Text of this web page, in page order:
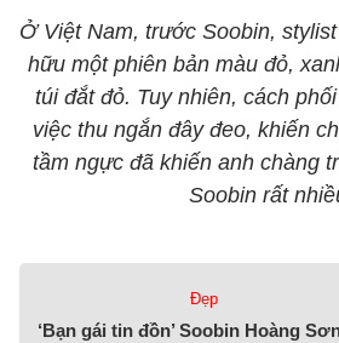
Ở Việt Nam, trước Soobin, stylist
hữu một phiên bản màu đỏ,
túi đắt đỏ. Tuy nhiên, cách
việc thu ngắn đây đeo, khiến
tầm ngực đã khiến anh chàng
Soobin rất
Đẹp
‘Bạn gái tin đồn’ Soobin Hoàng